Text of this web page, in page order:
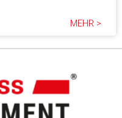
MEHR >